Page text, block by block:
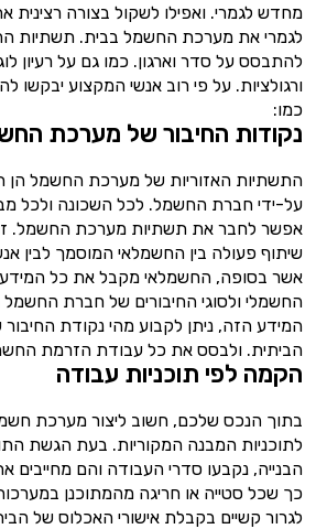
מחדש לגמרי. ואפילו לשקול בצורה
לגמרי את מערכת החשמל בבית. תשתיות
להתבסס על סדר וארגון. כמו גם על רעיון
ורגולציות. על פי רוב אנשי המקצוע יבקשו
כמו:
נקודות החיבור של מערכת
התשתיות האזוריות של מערכת החשמל הן
על-ידי חברת החשמל. לכל השכונה ולכל
אפשר לחבר את תשתיות מערכת החשמל.
שיתוף פעולה בין החשמלאי המוסמך לבין
אשר בסופה, החשמלאי מקבל את כל
החשמלי ולסוגי החיבורים של חברת
המידע הזה, ניתן לקבוע מהי נקודת
הביתית. ולבסס את כל עבודת הזרמת
הקמה לפי תוכניות עבודה
בתוך הנכס שלכם, חשוב ליצור מערכת
לתוכניות המבנה המקוריות. בעת הגשת
הבנייה, נקבעו סדרי העבודה והם מחייבים
כך שכל סטייה או חריגה מהמתוכנן
לגרור קשיים בקבלת אישורי האכלוס של